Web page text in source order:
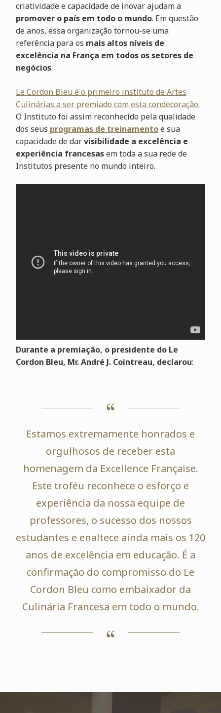
criatividade e capacidade de inovar ajudam a
promover o país em todo o mundo. Em questão
de anos, essa organização tornou-se uma
referência para os mais altos níveis de
excelência na França em todos os setores de
negócios.
Le Cordon Bleu é o primeiro instituto de Artes
Culinárias a ser premiado com esta condecoração.
O Instituto foi assim reconhecido pela qualidade
dos seus programas de treinamentoe sua
capacidade de darvisibilidade a excelência e
experiência francesasem toda a sua rede de
Institutos presente no mundo inteiro.
Durante a premiação, o presidente do Le
Cordon Bleu, Mr. André J. Cointreau, declarou:
Estamos extremamente honrados e
orgulhosos de receber esta
homenagem da Excellence Française.
Este troféu reconhece o esforço e
experiência da nossa equipe de
professores, o sucesso dos nossos
estudantes e enaltece ainda mais os 120
anos de excelência em educação. É a
confirmação do compromisso do Le
Cordon Bleu como embaixador da
Culinária Francesa em todo o mundo.